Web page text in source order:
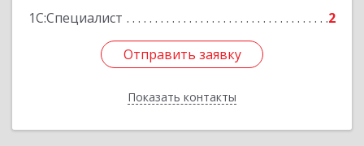
1С:Специалист
2
Отправить заявку
Показать контакты
Отправить заявку
Назад